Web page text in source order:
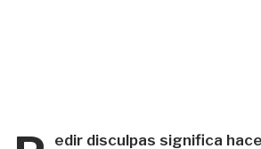
edir disculpas significa